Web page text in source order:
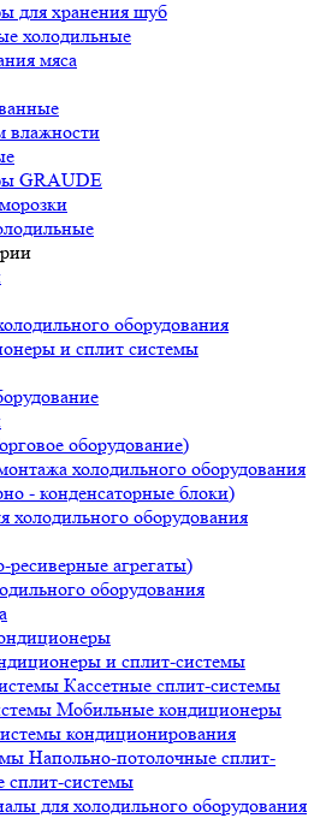
для хранения шуб
холодильные
мяса
влажности
GRAUDE
оборудования
и сплит системы
оборудование)
холодильного оборудования
- конденсаторные блоки)
оборудования
агрегаты)
оборудования
и сплит-системы
Кассетные сплит-системы
Мобильные кондиционеры
кондиционирования
Напольно-потолочные сплит-
сплит-системы
для холодильного оборудования